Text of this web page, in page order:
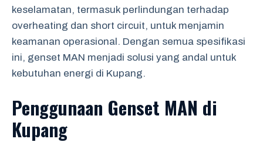
keselamatan, termasuk perlindungan terhadap
overheating dan short circuit, untuk menjamin
keamanan operasional. Dengan semua spesifikasi
ini, genset MAN menjadi solusi yang andal untuk
kebutuhan energi di Kupang.
Penggunaan Genset MAN di
Kupang